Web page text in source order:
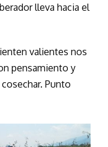
lleva hacia el
valientes nos
pensamiento y
Punto